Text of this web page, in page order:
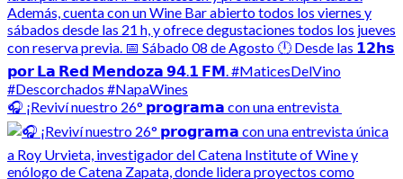
🎧 ¡Reviví nuestro 26° 𝗽𝗿𝗼𝗴𝗿𝗮𝗺𝗮 con una entrevista